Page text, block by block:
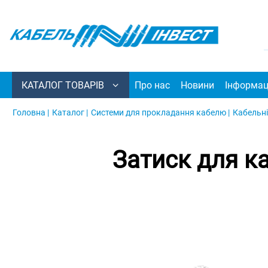
КАТАЛОГ ТОВАРІВ Про нас Новини
Головна | Каталог | Системи для прокладання кабелю |
Затиск для